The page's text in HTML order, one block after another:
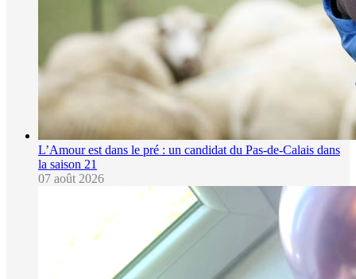
L’Amour est dans le pré : un candidat du Pas-de-Calais dans
la saison 21
07 août 2026